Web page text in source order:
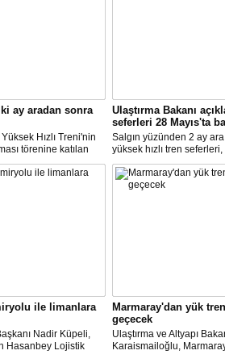
ay aradan sonra
Hızlı Treni'nin
törenine katılan
Bakanı
yüzde 50
diye bilet
Ulaştırma Bakanı
seferleri 28 Mayıs'ta
Salgın yüzünden 2 ay
yüksek hızlı tren seferleri,
itibaren yeniden
Açıklamayı, Ulaştırma ve
Adil Karaismailoğlu yaptı.
ile limanlara
Nadir Küpeli,
Hasanbey Lojistik
Marmaray'dan yük
geçecek
Ulaştırma ve Altyapı
Karaismailoğlu,